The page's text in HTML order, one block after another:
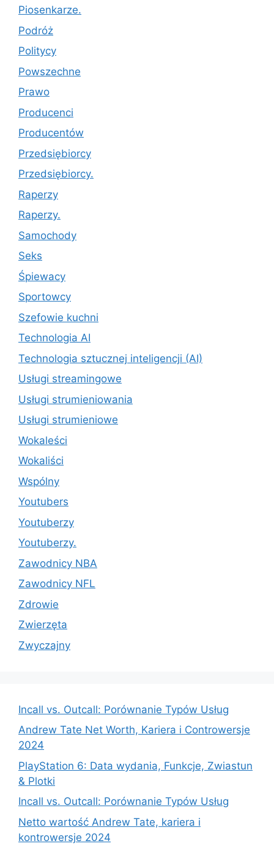
Piosenkarze.
Podróż
Politycy
Powszechne
Prawo
Producenci
Producentów
Przedsiębiorcy
Przedsiębiorcy.
Raperzy
Raperzy.
Samochody
Seks
Śpiewacy
Sportowcy
Szefowie kuchni
Technologia AI
Technologia sztucznej inteligencji (AI)
Usługi streamingowe
Usługi strumieniowania
Usługi strumieniowe
Wokaleści
Wokaliści
Wspólny
Youtubers
Youtuberzy
Youtuberzy.
Zawodnicy NBA
Zawodnicy NFL
Zdrowie
Zwierzęta
Zwyczajny
Incall vs. Outcall: Porównanie Typów Usług
Andrew Tate Net Worth, Kariera i Controwersje
2024
PlayStation 6: Data wydania, Funkcje, Zwiastun
& Plotki
Incall vs. Outcall: Porównanie Typów Usług
Netto wartość Andrew Tate, kariera i
kontrowersje 2024